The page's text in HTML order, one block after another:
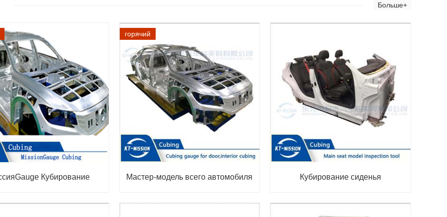
Больше+
Кубирование
горячий
Мастер-модель всего автомобиля Кубирование сиденья